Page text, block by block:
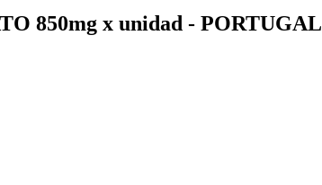
850mg x unidad - PORTUGAL